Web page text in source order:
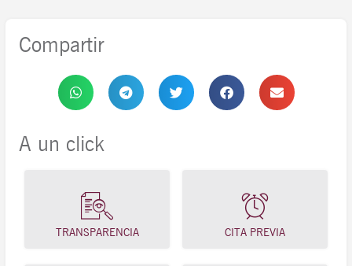
Compartir
A un click
TRANSPARENCIA CITA PREVIA